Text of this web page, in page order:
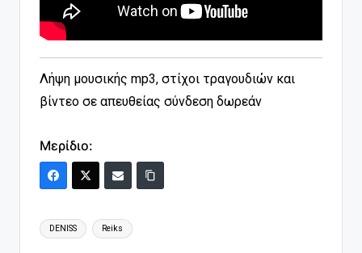
Λήψη μουσικής mp3, στίχοι τραγουδιών και
βίντεο σε απευθείας σύνδεση δωρεάν
Μερίδιο:
Ετικέτες:
DENISS Reiks